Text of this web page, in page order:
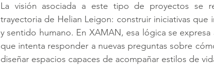
La visión asociada a este tipo de proyectos se
trayectoria de Helian Leigon: construir iniciativas que
y sentido humano. En XAMAN, esa lógica se
que intenta responder a nuevas preguntas sobre
diseñar espacios capaces de acompañar estilos de